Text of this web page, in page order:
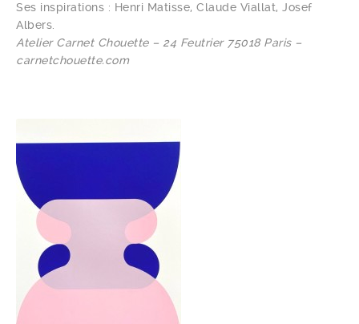
Ses inspirations : Henri Matisse, Claude Viallat, Josef
Albers.
Atelier Carnet Chouette – 24 Feutrier 75018 Paris –
carnetchouette.com